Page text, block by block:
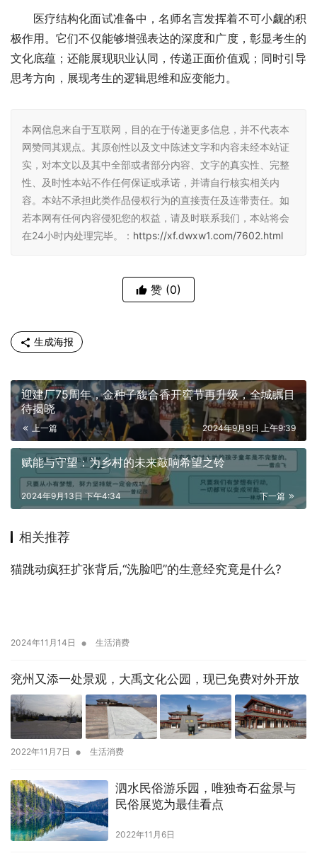
医疗结构化面试准备中，名师名言发挥着不可小觑的积
极作用。它们不仅能够增强表达的深度和广度，彰显考生的
文化底蕴；还能展现职业认同，传递正面价值观；同时引导
思考方向，展现考生的逻辑思维和应变能力。
本网信息来自于互联网，目的在于传递更多信息，并不代表本
网赞同其观点。其原创性以及文中陈述文字和内容未经本站证
实，对本文以及其中全部或者部分内容、文字的真实性、完整
性、及时性本站不作任何保证或承诺，并请自行核实相关内
容。本站不承担此类作品侵权行为的直接责任及连带责任。如
若本网有任何内容侵犯您的权益，请及时联系我们，本站将会
在24小时内处理完毕。： https://xf.dwxw1.com/7602.html
赞 (0)
生成海报
迎建厂75周年，金种子馥合香开窖节再升级，全城瞩目
待揭晓
上一篇 2024年9月9日 上午9:39
赋能与守望：为乡村的未来敲响希望之铃
下一篇
2024年9月13日 下午4:34
相关推荐
猫跳动疯狂扩张背后,“洗脸吧”的生意经究竟是什么?
2024年11月14日 • 生活消费
兖州又添一处景观，大禹文化公园，现已免费对外开放
2022年11月7日 • 生活消费
泗水民俗游乐园，唯独奇石盆景与
民俗展览为最佳看点
2022年11月6日